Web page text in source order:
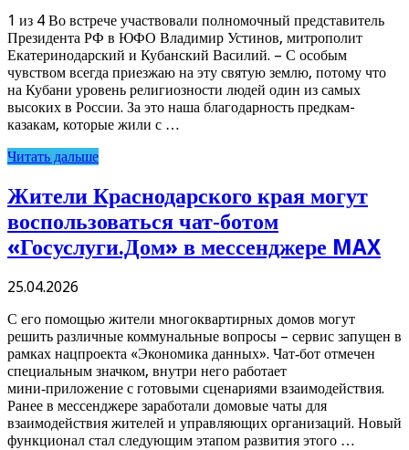
1 из 4 Во встрече участвовали полномочный представитель
Президента РФ в ЮФО Владимир Устинов, митрополит
Екатеринодарский и Кубанский Василий. – С особым
чувством всегда приезжаю на эту святую землю, потому что
на Кубани уровень религиозности людей один из самых
высоких в России. За это наша благодарность предкам-
казакам, которые жили с …
Читать дальше
Жители Краснодарского края могут
воспользоваться чат‑ботом
«Госуслуги.Дом» в мессенджере MAX
25.04.2026
С его помощью жители многоквартирных домов могут
решить различные коммунальные вопросы – сервис запущен в
рамках нацпроекта «Экономика данных». Чат‑бот отмечен
специальным значком, внутри него работает
мини‑приложение с готовыми сценариями взаимодействия.
Ранее в мессенджере заработали домовые чаты для
взаимодействия жителей и управляющих организаций. Новый
функционал стал следующим этапом развития этого …